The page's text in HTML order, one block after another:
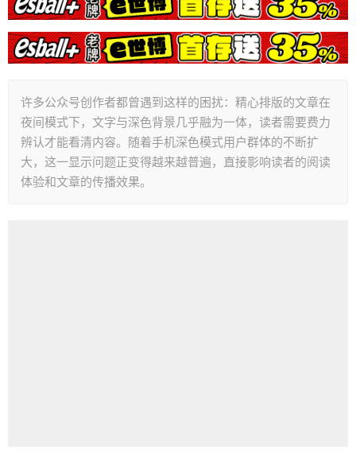
许多公众号创作者都曾遇到这样的困扰：精心排版的文章在
夜间模式下，文字与深色背景几乎融为一体，读者需要费力
辨认才能看清内容。随着手机深色模式用户群体的不断扩
大，这一显示问题正变得越来越普遍，直接影响读者的阅读
体验和文章的传播效果。